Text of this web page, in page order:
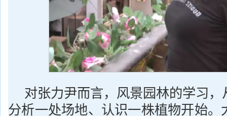
对张力尹而言，风景园林的学习
分析一处场地、认识一株植物开始。